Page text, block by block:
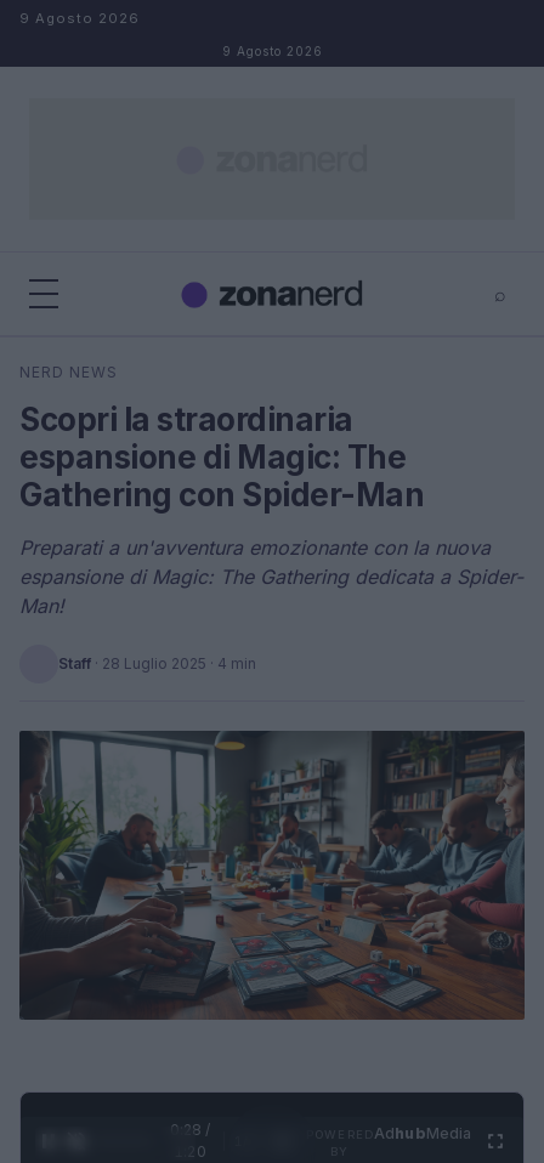
Salta al contenuto
9 Agosto 2026
9 Agosto 2026
⌕
Cerca
NERD NEWS
Scopri la straordinaria
espansione di Magic: The
Gathering con Spider-Man
Preparati a un'avventura emozionante con la nuova
espansione di Magic: The Gathering dedicata a Spider-
Man!
Staff · 28 Luglio 2025 · 4 min
0:29 /
1:20
AdhubMedia